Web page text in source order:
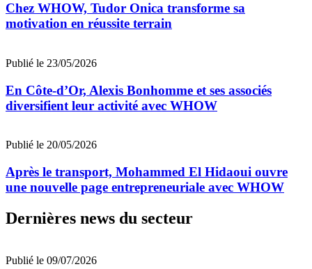
Chez WHOW, Tudor Onica transforme sa
motivation en réussite terrain
Publié le 23/05/2026
En Côte-d’Or, Alexis Bonhomme et ses associés
diversifient leur activité avec WHOW
Publié le 20/05/2026
Après le transport, Mohammed El Hidaoui ouvre
une nouvelle page entrepreneuriale avec WHOW
Dernières news du secteur
Publié le 09/07/2026